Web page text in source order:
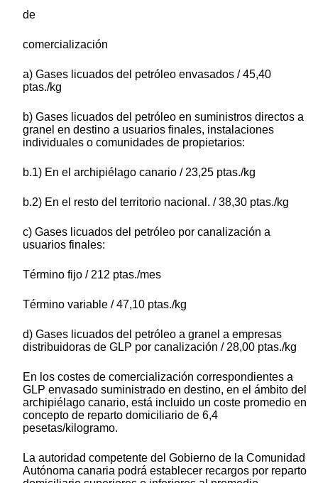
de
comercialización
a) Gases licuados del petróleo envasados / 45,40
ptas./kg
b) Gases licuados del petróleo en suministros directos a
granel en destino a usuarios finales, instalaciones
individuales o comunidades de propietarios:
b.1) En el archipiélago canario / 23,25 ptas./kg
b.2) En el resto del territorio nacional. / 38,30 ptas./kg
c) Gases licuados del petróleo por canalización a
usuarios finales:
Término fijo / 212 ptas./mes
Término variable / 47,10 ptas./kg
d) Gases licuados del petróleo a granel a empresas
distribuidoras de GLP por canalización / 28,00 ptas./kg
En los costes de comercialización correspondientes a
GLP envasado suministrado en destino, en el ámbito del
archipiélago canario, está incluido un coste promedio en
concepto de reparto domiciliario de 6,4
pesetas/kilogramo.
La autoridad competente del Gobierno de la Comunidad
Autónoma canaria podrá establecer recargos por reparto